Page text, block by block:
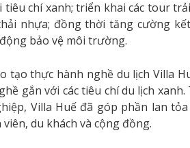
chí xanh; triển khai các tour
nhựa; đồng thời tăng cường
bảo vệ môi trường.
tạo thực hành nghề du lịch Villa
gắn với các tiêu chí du lịch
Villa Huế đã góp phần lan
du khách và cộng đồng.